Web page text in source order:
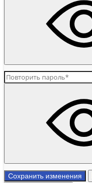
Сохранить изменения